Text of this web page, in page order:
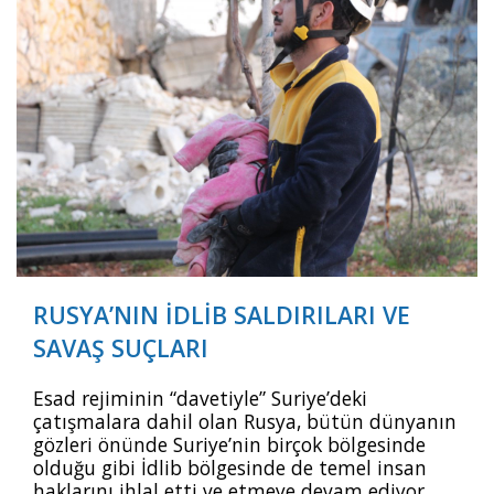
RUSYA’NIN İDLİB SALDIRILARI VE
SAVAŞ SUÇLARI
Esad rejiminin “davetiyle” Suriye’deki
çatışmalara dahil olan Rusya, bütün dünyanın
gözleri önünde Suriye’nin birçok bölgesinde
olduğu gibi İdlib bölgesinde de temel insan
Videolar
Yayınlar
Kitap ve film